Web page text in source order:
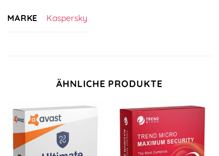
MARKE Kaspersky
ÄHNLICHE PRODUKTE